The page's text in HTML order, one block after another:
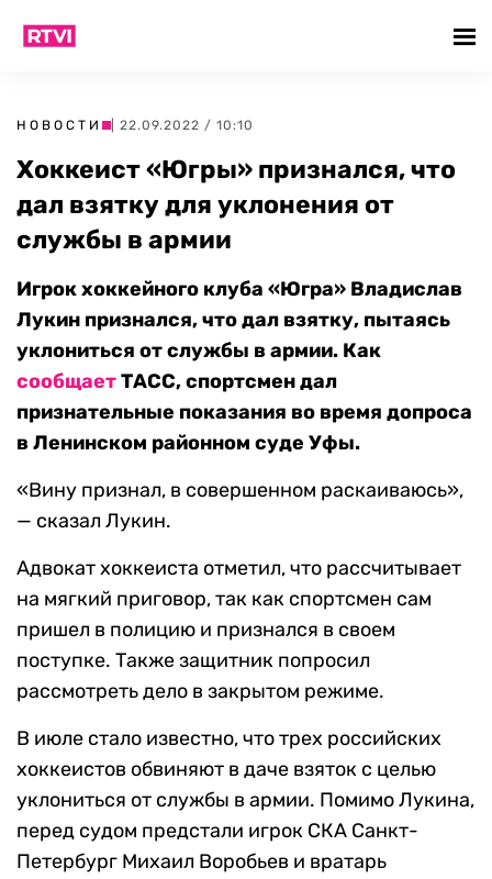
НОВОСТИ | 22.09.2022 / 10:10
Хоккеист «Югры» признался, что
дал взятку для уклонения от
службы в армии
Игрок хоккейного клуба «Югра» Владислав
Лукин признался, что дал взятку, пытаясь
уклониться от службы в армии. Как
сообщаетТАСС, спортсмен дал
признательные показания во время допроса
в Ленинском районном суде Уфы.
«Вину признал, в совершенном раскаиваюсь»,
— сказал Лукин.
Адвокат хоккеиста отметил, что рассчитывает
на мягкий приговор, так как спортсмен сам
пришел в полицию и признался в своем
поступке. Также защитник попросил
рассмотреть дело в закрытом режиме.
В июле стало известно, что трех российских
хоккеистов обвиняют в даче взяток с целью
уклониться от службы в армии. Помимо Лукина,
перед судом предстали игрок СКА Санкт-
Петербург Михаил Воробьев и вратарь